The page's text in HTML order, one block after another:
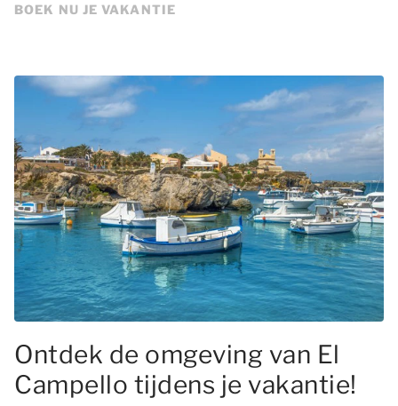
BOEK NU JE VAKANTIE
Ontdek de omgeving van El
Campello tijdens je vakantie!